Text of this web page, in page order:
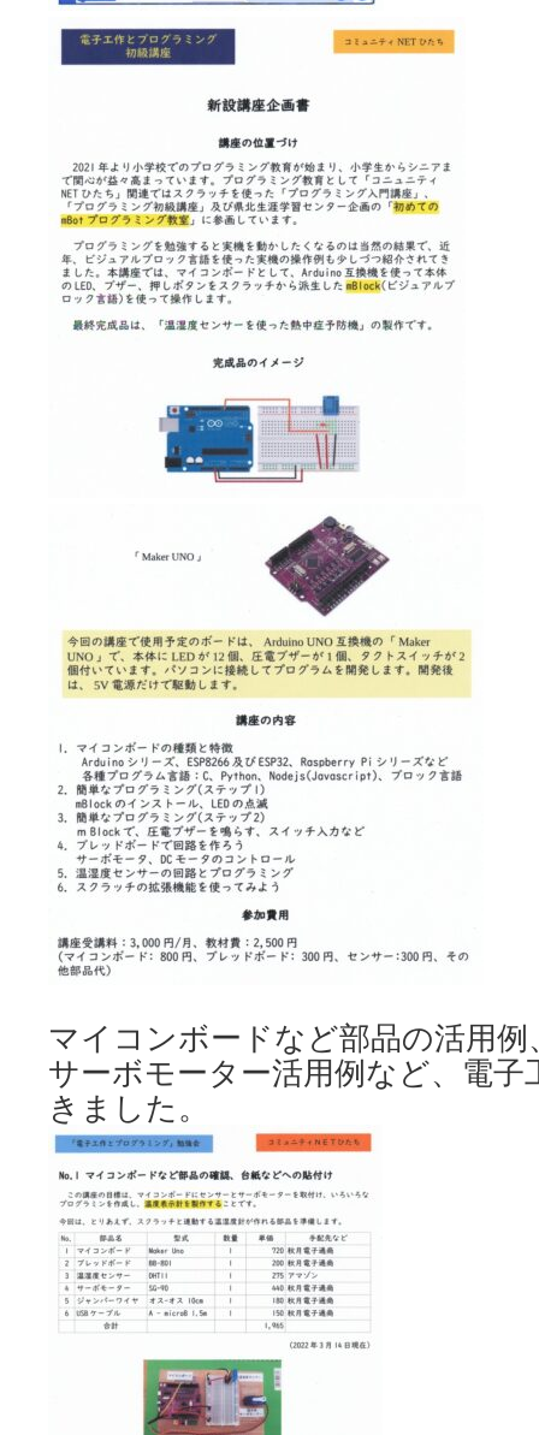
マイコンボードなど部品の活用
サーボモーター活用例など、電子
きました。